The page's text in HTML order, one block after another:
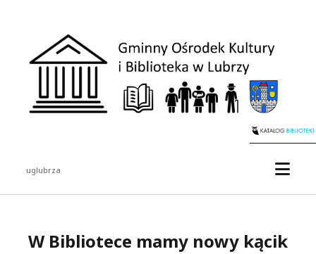
uglubrza
W Bibliotece mamy nowy kącik